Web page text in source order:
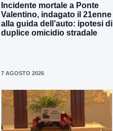
Incidente mortale a Ponte
Valentino, indagato il 21enne
alla guida dell’auto: ipotesi di
duplice omicidio stradale
7 AGOSTO 2026